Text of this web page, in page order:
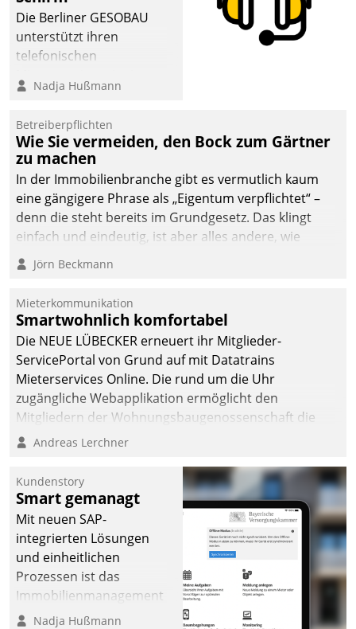
abgeben – rund um die
Uhr.
Die Berliner GESOBAU
unterstützt ihren
telefonischen
digitalen Cockpit, das
passende Fragen und
Schlagworte auswirft.
Eine intuitive
Dialogführung ermöglicht
dem externen
Serviceteam, Anrufe von
Mietenden zügiger und
effizienter zu bearbeiten.
Nadja Hußmann
Betreiberpflichten
Wie Sie vermeiden, den Bock zum Gärtner
zu machen
In der Immobilienbranche gibt es vermutlich kaum
eine gängigere Phrase als „Eigentum verpflichtet“ –
denn die steht bereits im Grundgesetz. Das klingt
einfach und eindeutig, ist aber alles andere, wie
Branchenbeschäftigte wissen. Denn mit der
Verantwortung folgen Verpflichtungen.
Jörn Beckmann
Mieterkommunikation
Smartwohnlich komfortabel
Die NEUE LÜBECKER erneuert ihr Mitglieder-
ServicePortal von Grund auf mit Datatrains
Mieterservices Online. Die rund um die Uhr
zugängliche Webapplikation ermöglicht den
Mitgliedern der Wohnungs­bau­genossenschaft die
Kontaktaufnahme per Smartphone, Tablet oder PC.
Andreas Lerchner
Kundenstory
Smart gemanagt
Mit neuen SAP-
integrierten Lösungen
und einheitlichen
Prozessen ist das
Immobilienmanagement
der Bayerischen
Nadja Hußmann